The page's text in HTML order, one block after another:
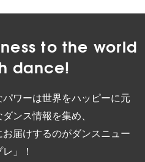
to the world
dance!
ワーは世界をハッピーに元
ンス情報を集め、
届けするのがダンスニュー
」！